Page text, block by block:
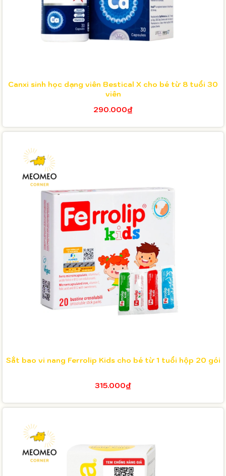
Canxi sinh học dạng viên Bestical X cho bé từ 8 tuổi 30
viên
290.000₫
Sắt bao vi nang Ferrolip Kids cho bé từ 1 tuổi hộp 20 gói
315.000₫